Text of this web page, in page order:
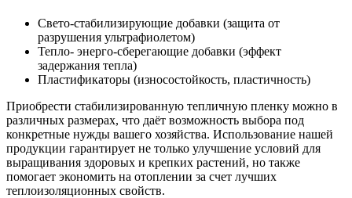
Свето-стабилизирующие добавки (защита от
разрушения ультрафиолетом)
Тепло- энерго-сберегающие добавки (эффект
задержания тепла)
Пластификаторы (износостойкость, пластичность)
Приобрести стабилизированную тепличную пленку можно в
различных размерах, что даёт возможность выбора под
конкретные нужды вашего хозяйства. Использование нашей
продукции гарантирует не только улучшение условий для
выращивания здоровых и крепких растений, но также
помогает экономить на отоплении за счет лучших
теплоизоляционных свойств.